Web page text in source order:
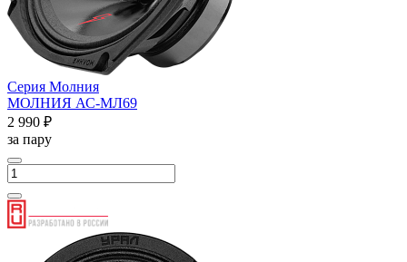
Серия Молния
МОЛНИЯ АС-МЛ69
2 990 ₽
за пару